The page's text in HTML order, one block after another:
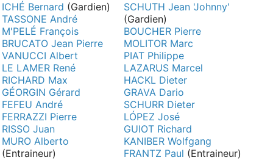
ICHÉ Bernard (Gardien)
TASSONE André
M'PELÉ François
BRUCATO Jean Pierre
VANUCCI Albert
LE LAMER René
RICHARD Max
GÉORGIN Gérard
FEFEU André
FERRAZZI Pierre
RISSO Juan
MURO Alberto
(Entraineur)
SCHUTH Jean 'Johnny'
(Gardien)
BOUCHER Pierre
MOLITOR Marc
PIAT Philippe
LAZARUS Marcel
HACKL Dieter
GRAVA Dario
SCHURR Dieter
LÓPEZ José
GUIOT Richard
KANIBER Wolfgang
FRANTZ Paul (Entraineur)